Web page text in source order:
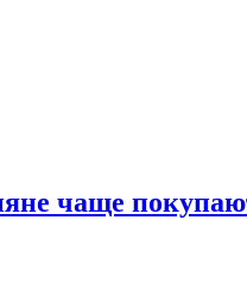
чаще